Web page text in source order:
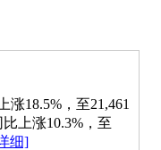
18.5%，至21,461
上涨10.3%，至
细]